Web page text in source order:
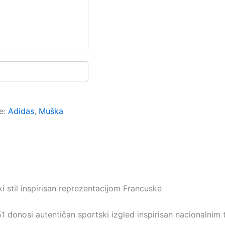
Adidas, Muška
stil inspirisan reprezentacijom Francuske
donosi autentičan sportski izgled inspirisan